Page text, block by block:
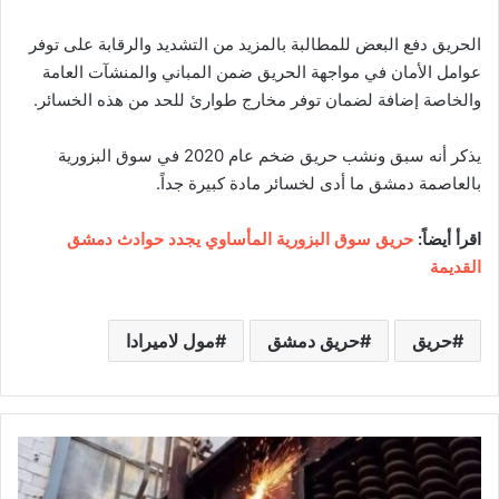
الحريق دفع البعض للمطالبة بالمزيد من التشديد والرقابة على توفر
عوامل الأمان في مواجهة الحريق ضمن المباني والمنشآت العامة
والخاصة إضافة لضمان توفر مخارج طوارئ للحد من هذه الخسائر.
يذكر أنه سبق ونشب حريق ضخم عام 2020 في سوق البزورية
بالعاصمة دمشق ما أدى لخسائر مادة كبيرة جداً.
اقرأ أيضاً: حريق سوق البزورية المأساوي يجدد حوادث دمشق
القديمة
حريق حريق دمشق مول لاميرادا
ت
أ
ه